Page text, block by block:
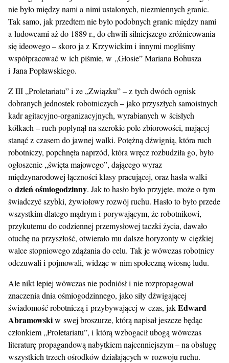
nie było między nami a nimi ustalonych, niezmiennych granic.
Tak samo, jak przedtem nie było podobnych granic między nami
a ludowcami aż do 1889 r., do chwili silniejszego zróżnicowania
się ideowego – skoro ja z Krzywickim i innymi mogliśmy
współpracować w ich piśmie, w „Głosie” Mariana Bohusza
i Jana Popławskiego.
Z III „Proletariatu” i ze „Związku” – z tych dwóch ognisk
dobranych jednostek robotniczych – jako przyszłych samoistnych
kadr agitacyjno-organizacyjnych, wyrabianych w ścisłych
kółkach – ruch popłynął na szerokie pole zbiorowości, mającej
stanąć z czasem do jawnej walki. Potężną dźwignią, która ruch
robotniczy, popchnęła naprzód, która wręcz rozbudziła go, było
ogłoszenie „święta majowego”, dającego wyraz
międzynarodowej łączności klasy pracującej, oraz hasła walki
o dzień ośmiogodzinny. Jak to hasło było przyjęte, może o tym
świadczyć szybki, żywiołowy rozwój ruchu. Hasło to było przede
wszystkim dlatego mądrym i porywającym, że robotnikowi,
przykutemu do codziennej przemysłowej taczki życia, dawało
otuchę na przyszłość, otwierało mu dalsze horyzonty w ciężkiej
walce stopniowego zdążania do celu. Tak je wówczas robotnicy
odczuwali i pojmowali, widząc w nim społeczną wiosnę ludu.
Ale nikt lepiej wówczas nie podniósł i nie rozpropagował
znaczenia dnia ośmiogodzinnego, jako siły dźwigającej
świadomość robotniczą i przybywającej w czas, jakEdward
Abramowskiw swej broszurze, którą napisał jeszcze będąc
członkiem „Proletariatu”, i którą wzbogacił ubogą wówczas
literaturę propagandową nabytkiem najcenniejszym – na obsługę
wszystkich trzech ośrodków działających w rozwoju ruchu.